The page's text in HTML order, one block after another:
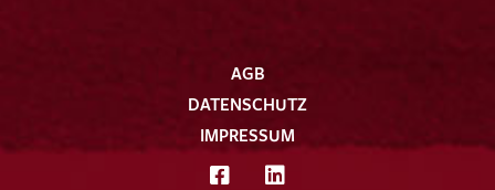
AGB
DATENSCHUTZ
IMPRESSUM